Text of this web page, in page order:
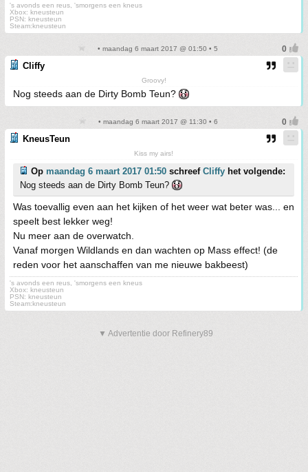
's avonds een reus, 'smorgens een kneus
Xbox: kneusteun
PSN: kneusteun
Steam:kneusteun
• maandag 6 maart 2017 @ 01:50 • 5
Cliffy
Groovy!
Nog steeds aan de Dirty Bomb Teun?
• maandag 6 maart 2017 @ 11:30 • 6
KneusTeun
Kiss my airs!
Op maandag 6 maart 2017 01:50 schreef Cliffy het volgende:
Nog steeds aan de Dirty Bomb Teun?
Was toevallig even aan het kijken of het weer wat beter was... en
speelt best lekker weg!
Nu meer aan de overwatch.
Vanaf morgen Wildlands en dan wachten op Mass effect! (de
reden voor het aanschaffen van me nieuwe bakbeest)
's avonds een reus, 'smorgens een kneus
Xbox: kneusteun
PSN: kneusteun
Steam:kneusteun
▼ Advertentie door Refinery89